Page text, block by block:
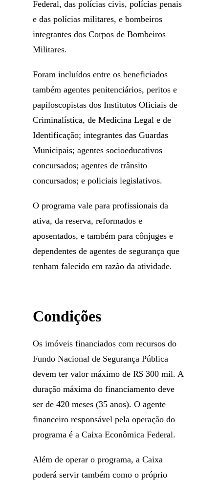
Federal, das polícias civis, polícias penais
e das polícias militares, e bombeiros
integrantes dos Corpos de Bombeiros
Militares.
Foram incluídos entre os beneficiados
também agentes penitenciários, peritos e
papiloscopistas dos Institutos Oficiais de
Criminalística, de Medicina Legal e de
Identificação; integrantes das Guardas
Municipais; agentes socioeducativos
concursados; agentes de trânsito
concursados; e policiais legislativos.
O programa vale para profissionais da
ativa, da reserva, reformados e
aposentados, e também para cônjuges e
dependentes de agentes de segurança que
tenham falecido em razão da atividade.
Condições
Os imóveis financiados com recursos do
Fundo Nacional de Segurança Pública
devem ter valor máximo de R$ 300 mil. A
duração máxima do financiamento deve
ser de 420 meses (35 anos). O agente
financeiro responsável pela operação do
programa é a Caixa Econômica Federal.
Além de operar o programa, a Caixa
poderá servir também como o próprio